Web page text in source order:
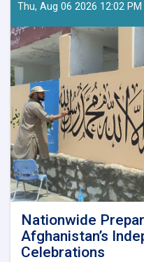
Thu, Aug 06 2026 12:02 PM
Nationwide
Afghanistan’s
Celebrations